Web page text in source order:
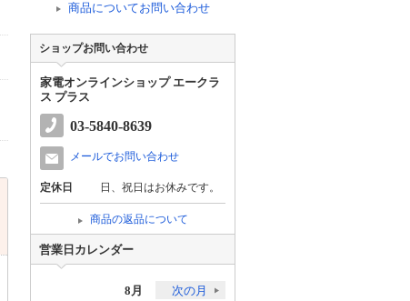
商品についてお問い合わせ
ショップお問い合わせ
家電オンラインショップ エークラ
ス プラス
03-5840-8639
メールでお問い合わせ
定休日 日、祝日はお休みです。
商品の返品について
営業日カレンダー
8月 次の月